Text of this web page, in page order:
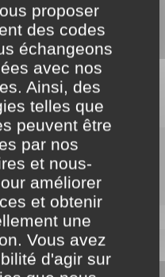
cette boutique.
à profiter des offres
par celle-ci.
Once Again
proposer
des codes
échangeons
avec nos
Ainsi, des
telles que
peuvent être
par nos
et nous-
améliorer
et obtenir
une
Vous avez
d'agir sur